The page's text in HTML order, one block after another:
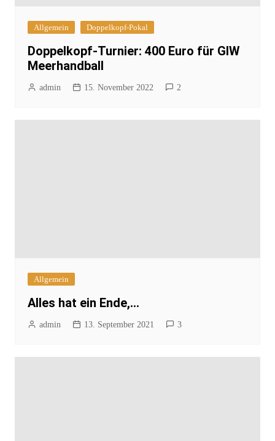
Allgemein Doppelkopf-Pokal
Doppelkopf-Turnier: 400 Euro für GIW
Meerhandball
admin 15. November 2022 2
Allgemein
Alles hat ein Ende,…
admin 13. September 2021 3